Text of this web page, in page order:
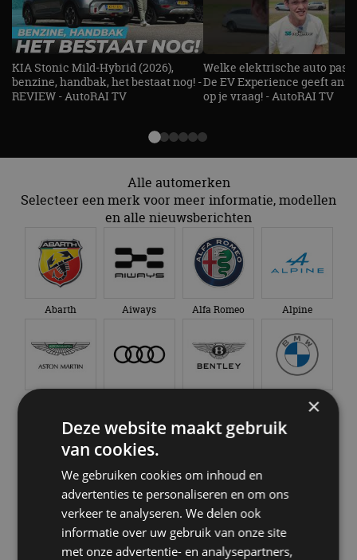
KIA Stonic Mild-Hybrid (2026),
benzine, handbak, het bestaat nog! -
REVIEW - AutoRAI TV
Welke elektrische auto past
De EV Experience geeft
op je vraag! - AutoRAI TV
Alle automerken
Selecteer een merk voor meer informatie, modellen
en alle nieuwsberichten
Abarth Aiways Alfa Romeo Alpine
BMW
Bugatti BYD Cadillac Caterham
×
Deze website maakt gebruik
van cookies.
We gebruiken cookies om inhoud en
advertenties te personaliseren en om ons
verkeer te analyseren. We delen ook
informatie over uw gebruik van onze site
met onze advertentie- en analysepartners,